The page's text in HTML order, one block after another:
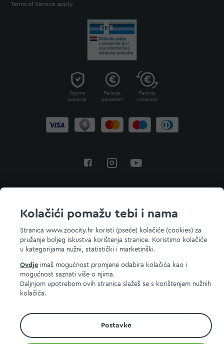
Kolačići pomažu tebi i nama
Stranica www.zoocity.hr koristi (pseće) kolačiće (cookies) za
pružanje boljeg iskustva korištenja stranice. Koristimo kolačiće
u kategorijama nužni, statistički i marketinški.
Ovdje imaš mogućnost promjene odabira kolačića kao i
mogućnost saznati više o njima.
Daljnjom upotrebom ovih stranica slažeš se s korištenjem nužnih
kolačića.
Postavke
Terms of Service apply.
Sigurna
kupovina
Plaćanje
pouzećem
Plaćanje
virmanom
© 2026 ZOOCITY. Sva prava zadržana.